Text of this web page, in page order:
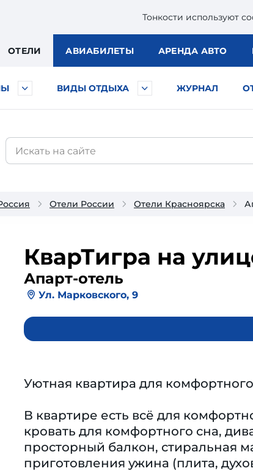
Тонкости используют
ОТЕЛИ АВИАБИЛЕТЫ АРЕНДА АВТО
ВИДЫ ОТДЫХА ЖУРНАЛ
Отели России Отели Красноярска
КварТигра на
Апарт-отель
Ул. Марковского, 9
Уютная квартира для
В квартире есть всё для
кровать для комфортного сна,
просторный балкон, стиральная
приготовления ужина (плита,